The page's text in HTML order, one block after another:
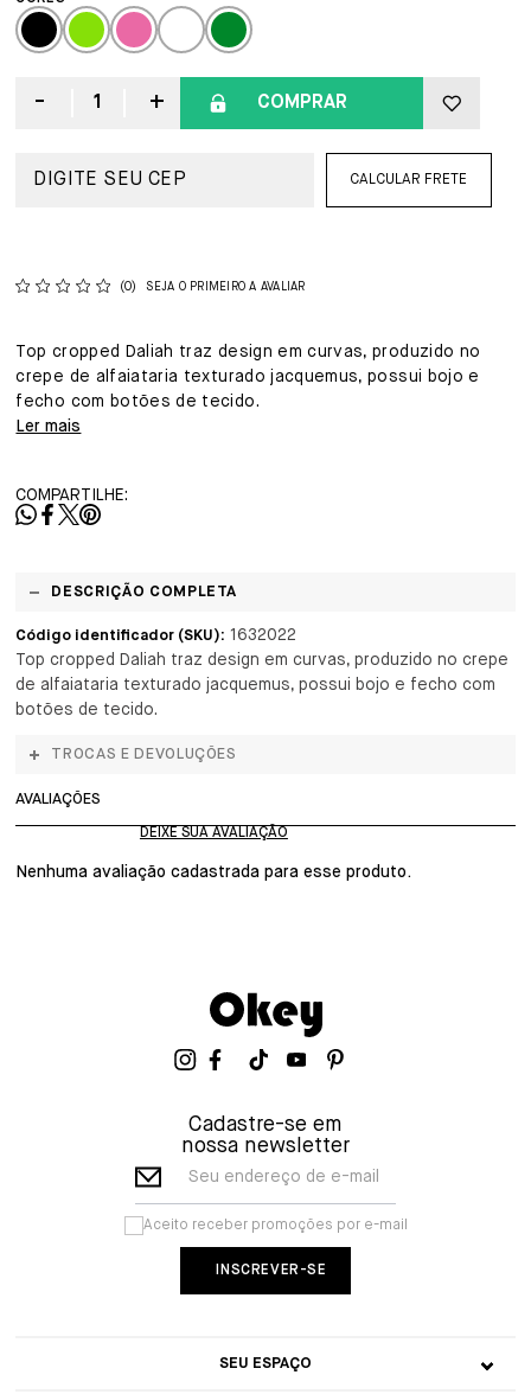
COMPRAR
CALCULAR FRETE
(0) SEJA O PRIMEIRO A AVALIAR
Top cropped Daliah traz design em curvas, produzido no
crepe de alfaiataria texturado jacquemus, possui bojo e
fecho com botões de tecido.
Ler mais
COMPARTILHE:
DESCRIÇÃO COMPLETA
Código identificador (SKU): 1632022
Top cropped Daliah traz design em curvas, produzido no crepe
de alfaiataria texturado jacquemus, possui bojo e fecho com
botões de tecido.
TROCAS E DEVOLUÇÕES
AVALIAÇÕES
Nenhuma avaliação cadastrada para esse produto.
Cadastre-se em
nossa newsletter
Seu endereço de e-mail
Aceito receber promoções por e-mail
SEU ESPAÇO